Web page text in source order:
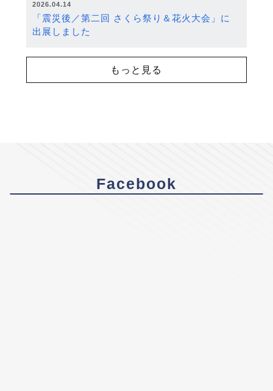
2026.04.14
「震災後／第二回 さくら祭り＆花火大会」に
出展しました
もっと見る
Facebook